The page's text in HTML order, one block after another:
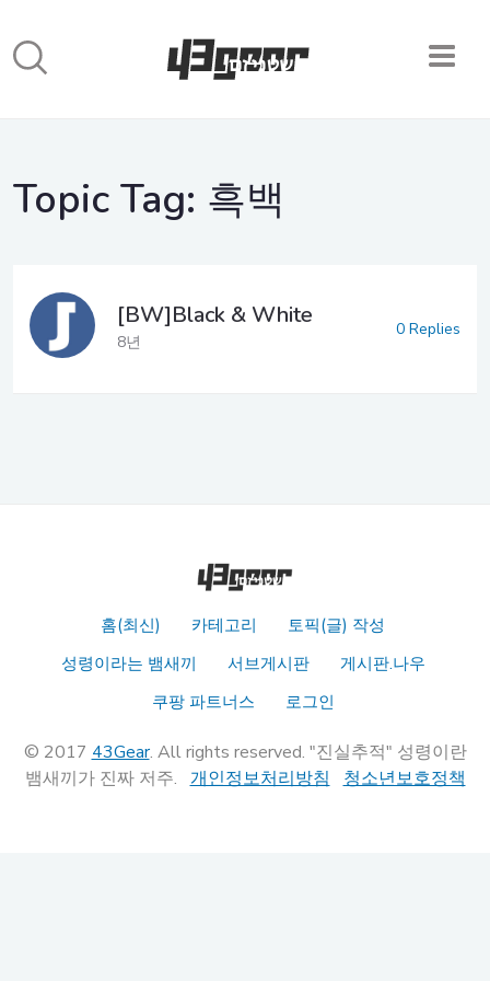
Topic Tag: 흑백
[BW]Black & White
8년
0 Replies
홈(최신) 카테고리
토픽(글) 작성
성령이라는 뱀새끼
서브게시판
게시판.나우
쿠팡 파트너스
로그인
© 2017 43Gear. All rights reserved. "진실추적" 성령이란
뱀새끼가 진짜 저주. 개인정보처리방침 청소년보호정책